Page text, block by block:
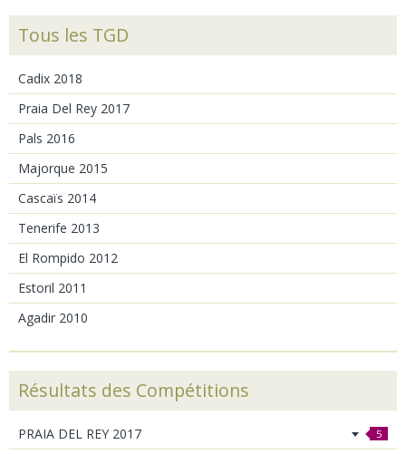
Tous les TGD
Cadix 2018
Praia Del Rey 2017
Pals 2016
Majorque 2015
Cascaïs 2014
Tenerife 2013
El Rompido 2012
Estoril 2011
Agadir 2010
Résultats des Compétitions
PRAIA DEL REY 2017 5